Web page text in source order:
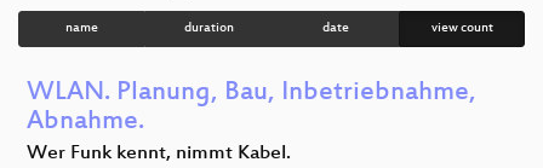
name duration date view count
WLAN. Planung, Bau, Inbetriebnahme,
Abnahme.
Wer Funk kennt, nimmt Kabel.